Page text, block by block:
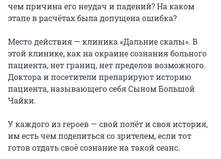
чем причина его неудач и падений? На каком
этапе в расчётах была допущена ошибка?
Место действия — клиника «Дальние скалы». В
этой клинике, как на окраине сознания больного
пациента, нет границ, нет пределов возможного.
Доктора и посетители препарируют историю
пациента, называющего себя Сыном Большой
Чайки.
У каждого из героев — свой полёт и своя история,
им есть чем поделиться со зрителем, если тот
готов отдать своё сознание на такой сеанс.